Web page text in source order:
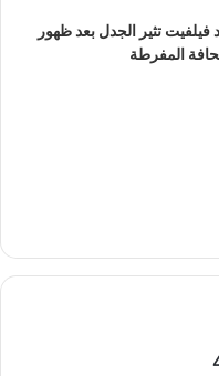
تثير الجدل بعد ظهور
المفرطة